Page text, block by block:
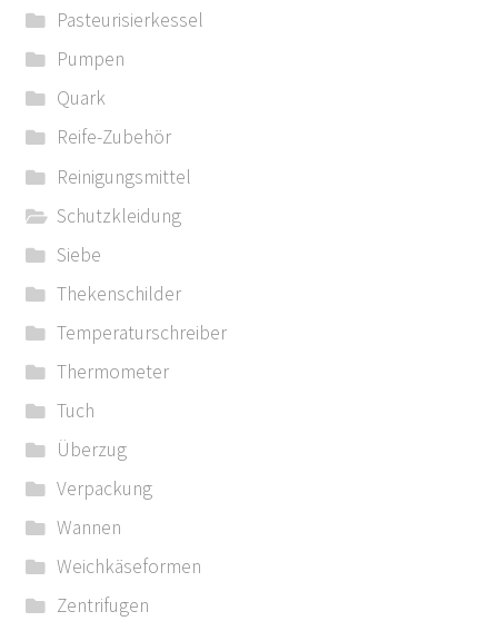
Pasteurisierkessel
Pumpen
Quark
Reife-Zubehör
Reinigungsmittel
Schutzkleidung
Siebe
Thekenschilder
Temperaturschreiber
Thermometer
Tuch
Überzug
Verpackung
Wannen
Weichkäseformen
Zentrifugen